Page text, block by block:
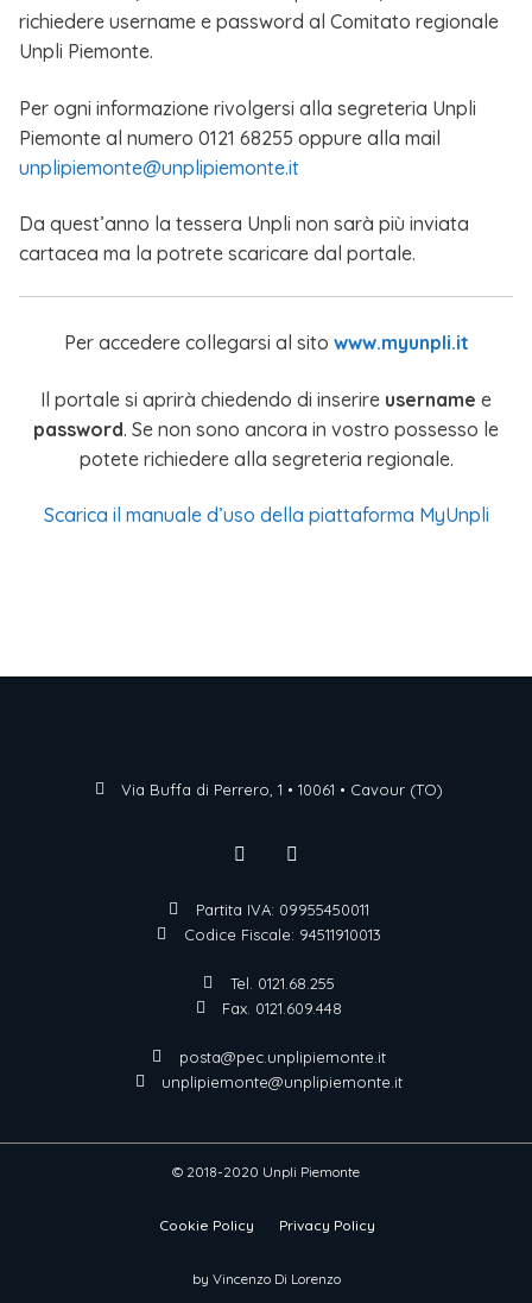
richiedere username e password al Comitato regionale
Unpli Piemonte.
Per ogni informazione rivolgersi alla segreteria Unpli
Piemonte al numero 0121 68255 oppure alla mail
unplipiemonte@unplipiemonte.it
Da quest’anno la tessera Unpli non sarà più inviata
cartacea ma la potrete scaricare dal portale.
Per accedere collegarsi al sito www.myunpli.it
Il portale si aprirà chiedendo di inserire username e
password. Se non sono ancora in vostro possesso le
potete richiedere alla segreteria regionale.
Scarica il manuale d’uso della piattaforma MyUnpli
Via Buffa di Perrero, 1 • 10061 • Cavour (TO)
Partita IVA: 09955450011
Codice Fiscale: 94511910013
Tel. 0121.68.255
Fax. 0121.609.448
posta@pec.unplipiemonte.it
unplipiemonte@unplipiemonte.it
© 2018-2020 Unpli Piemonte
Cookie Policy Privacy Policy
by Vincenzo Di Lorenzo